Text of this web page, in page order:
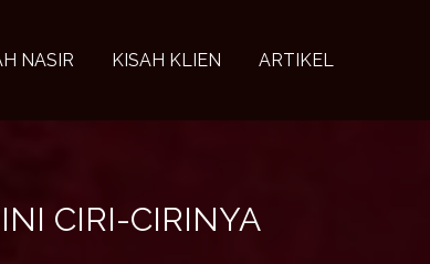
NASIR KISAH KLIEN ARTIKEL
CIRI-CIRINYA